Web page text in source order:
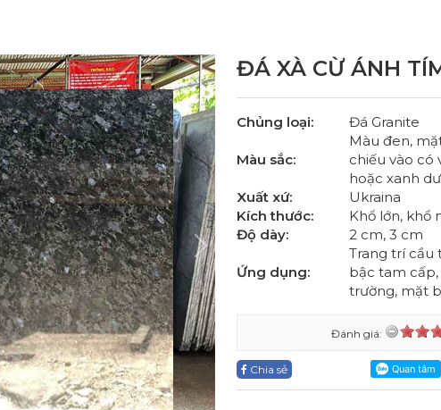
Next
ĐÁ XÀ CỪ ÁNH
Chủng loại: Đá Granite
Màu sắc:
Màu đen,
chiếu vào có
hoặc xanh
Xuất xứ:
Ukraina
Kích thước:
Khổ lớn, khổ
Độ dày:
2 cm, 3 cm
Ứng dụng:
Trang trí cầu
bậc tam
trường, mặt
Đánh giá:
Chia sẻ